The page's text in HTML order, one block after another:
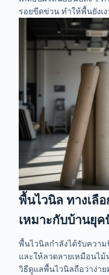
รอยขีดข่วน ทำให้พื้นยังเ
พื้นไวนิล ทางเลื
เหมาะกับบ้านยุ
พื้นไวนิลกำลังได้รับควา
และให้ลวดลายเหมือนไ
วิธีดูแลพื้นไวนิลถือว่าง่าย